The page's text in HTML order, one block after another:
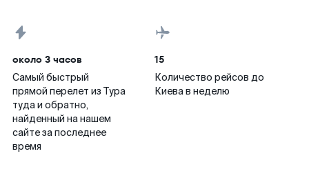
около 3 часов
Самый быстрый
прямой перелет из Тура
туда и обратно,
найденный на нашем
сайте за последнее
время
15
Количество рейсов до
Киева в неделю